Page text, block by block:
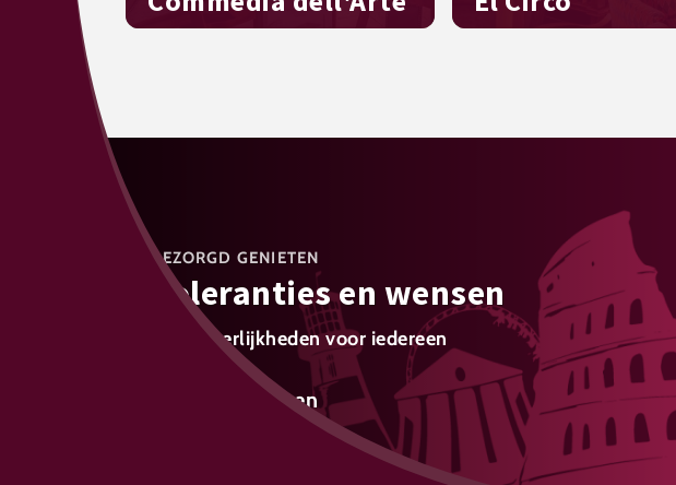
ONBEZORGD GENIETEN
Intoleranties en wensen
Lekkere heerlijkheden voor iedereen
Meer weten